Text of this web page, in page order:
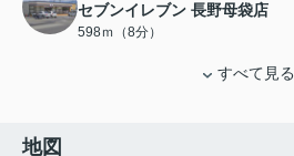
セブンイレブン 長野母袋店
598ｍ（8分）
すべて見る
地図